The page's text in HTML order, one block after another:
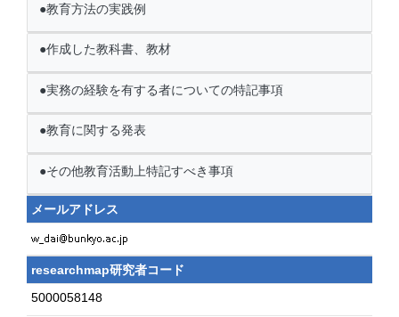
●教育方法の実践例
●作成した教科書、教材
●実務の経験を有する者についての特記事項
●教育に関する発表
●その他教育活動上特記すべき事項
メールアドレス
researchmap研究者コード
5000058148